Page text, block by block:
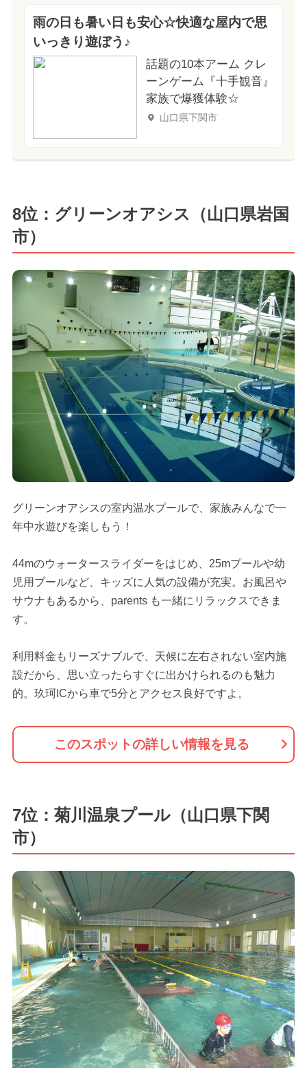
雨の日も暑い日も安心☆快適な屋内で思
いっきり遊ぼう♪
話題の10本アーム クレ
ーンゲーム『十手観音』
家族で爆獲体験☆
山口県下関市
8位：グリーンオアシス（山口県岩国
市）
グリーンオアシスの室内温水プールで、家族みんなで一
年中水遊びを楽しもう！
44mのウォータースライダーをはじめ、25mプールや幼
児用プールなど、キッズに人気の設備が充実。お風呂や
サウナもあるから、parents も一緒にリラックスできま
す。
利用料金もリーズナブルで、天候に左右されない室内施
設だから、思い立ったらすぐに出かけられるのも魅力
的。玖珂ICから車で5分とアクセス良好ですよ。
このスポットの詳しい情報を見る
7位：菊川温泉プール（山口県下関
市）